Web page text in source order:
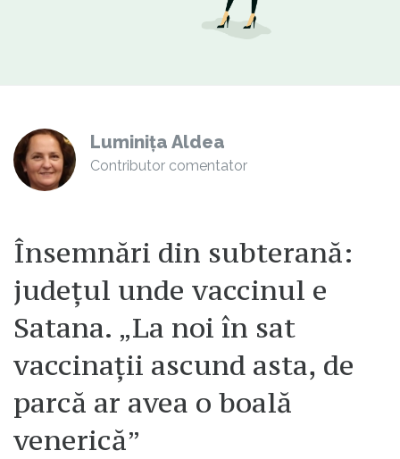
Luminița Aldea
Contributor comentator
Însemnări din subterană:
județul unde vaccinul e
Satana. „La noi în sat
vaccinații ascund asta, de
parcă ar avea o boală
venerică”